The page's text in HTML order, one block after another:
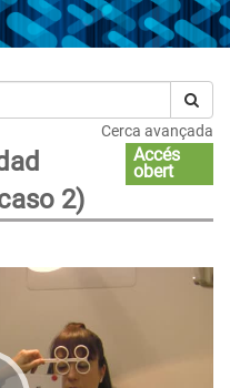
Cerca avançada
2)
Accés
obert